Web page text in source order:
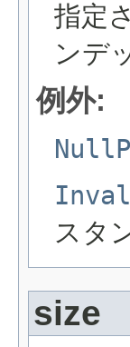
指定
ンデ
例外:
スタ
size